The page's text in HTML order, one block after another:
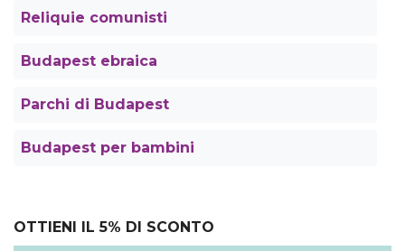
Reliquie comunisti
Budapest ebraica
Parchi di Budapest
Budapest per bambini
OTTIENI IL 5% DI SCONTO